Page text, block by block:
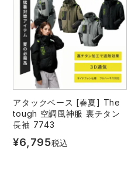
アタックベース [春夏] The
tough 空調風神服 裏チタン
長袖 7743
¥6,795税込